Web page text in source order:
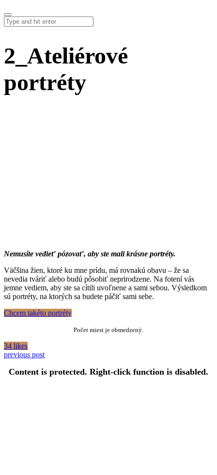
2_Ateliérové
portréty
Nemusíte vedieť pózovať, aby ste mali krásne portréty.
Väčšina žien, ktoré ku mne prídu, má rovnakú obavu – že sa
nevedia tváriť alebo budú pôsobiť neprirodzene. Na fotení vás
jemne vediem, aby ste sa cítili uvoľnene a sami sebou. Výsledkom
sú portréty, na ktorých sa budete páčiť sami sebe.
Chcem takéto portréty
Počet miest je obmedzený.
34 likes
previous post
Content is protected. Right-click function is disabled.